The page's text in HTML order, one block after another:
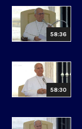
58:36
58:30